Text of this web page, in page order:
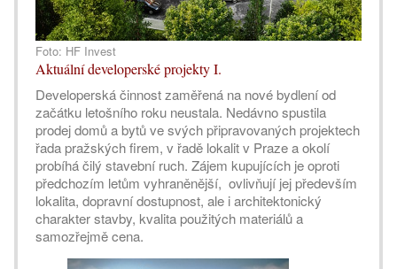
Foto: HF Invest
Aktuální developerské projekty I.
Developerská činnost zaměřená na nové bydlení od
začátku letošního roku neustala. Nedávno spustila
prodej domů a bytů ve svých připravovaných projektech
řada pražských firem, v řadě lokalit v Praze a okolí
probíhá čilý stavební ruch. Zájem kupujících je oproti
předchozím letům vyhraněnější, ovlivňují jej především
lokalita, dopravní dostupnost, ale i architektonický
charakter stavby, kvalita použitých materiálů a
samozřejmě cena.